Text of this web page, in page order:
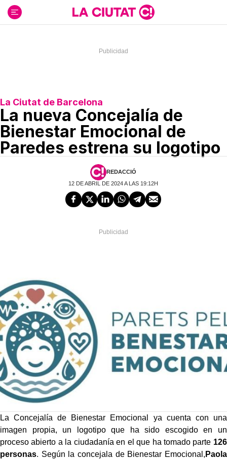
contenido
La Ciutat de Barcelona
La nueva Concejalía de
Bienestar Emocional de
Paredes estrena su logotipo
REDACCIÓ
12 DE ABRIL DE 2024 A LAS 19:12H
La Concejalía de Bienestar Emocional ya cuenta con una
imagen propia, un logotipo que ha sido escogido en un
proceso abierto a la ciudadanía en el que ha tomado parte 126
personas. Según la concejala de Bienestar Emocional, Paola